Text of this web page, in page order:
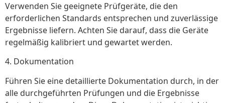
Verwenden Sie geeignete Prüfgeräte, die den
erforderlichen Standards entsprechen und zuverlässige
Ergebnisse liefern. Achten Sie darauf, dass die Geräte
regelmäßig kalibriert und gewartet werden.
4. Dokumentation
Führen Sie eine detaillierte Dokumentation durch, in der
alle durchgeführten Prüfungen und die Ergebnisse